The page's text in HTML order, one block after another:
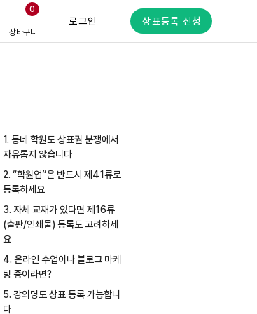
장바구니
0
로그인 상표등록 신청
1. 동네 학원도 상표권 분쟁에서
자유롭지 않습니다
2. “학원업”은 반드시 제41류로
등록하세요
3. 자체 교재가 있다면 제16류
(출판/인쇄물) 등록도 고려하세
요
4. 온라인 수업이나 블로그 마케
팅 중이라면?
5. 강의명도 상표 등록 가능합니
다